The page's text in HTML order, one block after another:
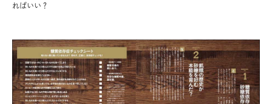
ればいい？